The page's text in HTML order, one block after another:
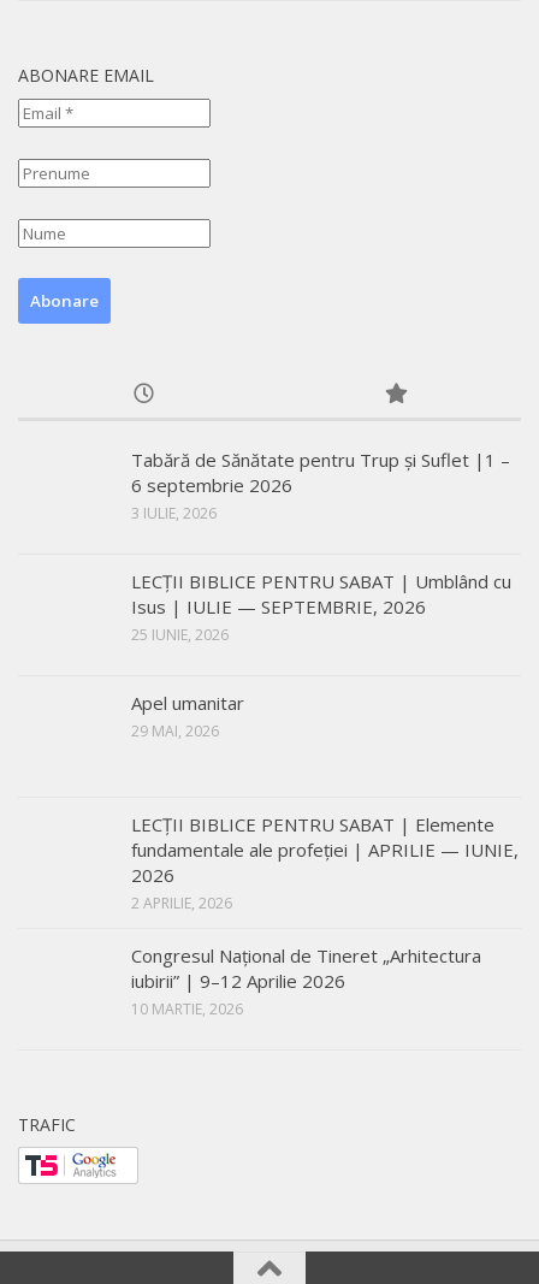
ABONARE EMAIL
Tabără de Sănătate pentru Trup și Suflet |1 –
6 septembrie 2026
3 IULIE, 2026
LECŢII BIBLICE PENTRU SABAT | Umblând cu
Isus | IULIE — SEPTEMBRIE, 2026
25 IUNIE, 2026
Apel umanitar
29 MAI, 2026
LECŢII BIBLICE PENTRU SABAT | Elemente
fundamentale ale profeției | APRILIE — IUNIE,
2026
2 APRILIE, 2026
Congresul Național de Tineret „Arhitectura
iubirii” | 9–12 Aprilie 2026
10 MARTIE, 2026
TRAFIC